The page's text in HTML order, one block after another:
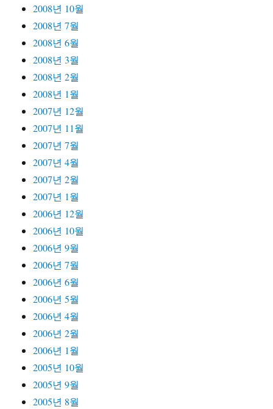
2008년 10월
2008년 7월
2008년 6월
2008년 3월
2008년 2월
2008년 1월
2007년 12월
2007년 11월
2007년 7월
2007년 4월
2007년 2월
2007년 1월
2006년 12월
2006년 10월
2006년 9월
2006년 7월
2006년 6월
2006년 5월
2006년 4월
2006년 2월
2006년 1월
2005년 10월
2005년 9월
2005년 8월